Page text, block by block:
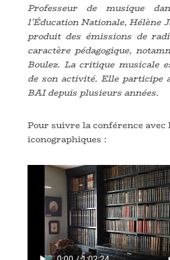
Professeur de musique
l’Éducation Nationale, Hélène
produit des émissions de
caractère pédagogique,
Boulez. La critique musicale
de son activité. Elle participe
BAI depuis plusieurs années.
Pour suivre la conférence avec
iconographiques :